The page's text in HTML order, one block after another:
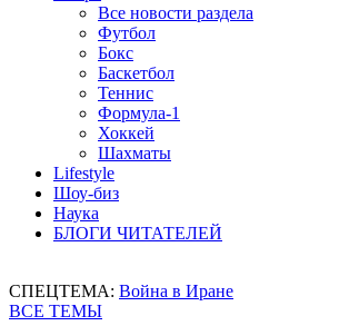
Все новости раздела
Футбол
Бокс
Баскетбол
Теннис
Формула-1
Хоккей
Шахматы
Lifestyle
Шоу-биз
Наука
БЛОГИ ЧИТАТЕЛЕЙ
СПЕЦТЕМА: Война в Иране
ВСЕ ТЕМЫ